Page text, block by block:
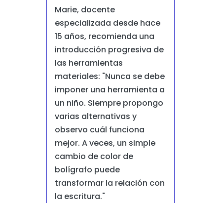
Marie, docente
especializada desde hace
15 años, recomienda una
introducción progresiva de
las herramientas
materiales: "Nunca se debe
imponer una herramienta a
un niño. Siempre propongo
varias alternativas y
observo cuál funciona
mejor. A veces, un simple
cambio de color de
bolígrafo puede
transformar la relación con
la escritura."